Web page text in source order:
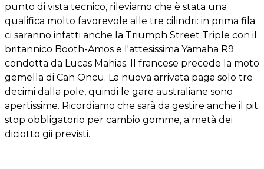
punto di vista tecnico, rileviamo che è stata una
qualifica molto favorevole alle tre cilindri: in prima fila
ci saranno infatti anche la Triumph Street Triple con il
britannico Booth-Amos e l'attesissima Yamaha R9
condotta da Lucas Mahias. Il francese precede la moto
gemella di Can Oncu. La nuova arrivata paga solo tre
decimi dalla pole, quindi le gare australiane sono
apertissime. Ricordiamo che sarà da gestire anche il pit
stop obbligatorio per cambio gomme, a metà dei
diciotto gii previsti.